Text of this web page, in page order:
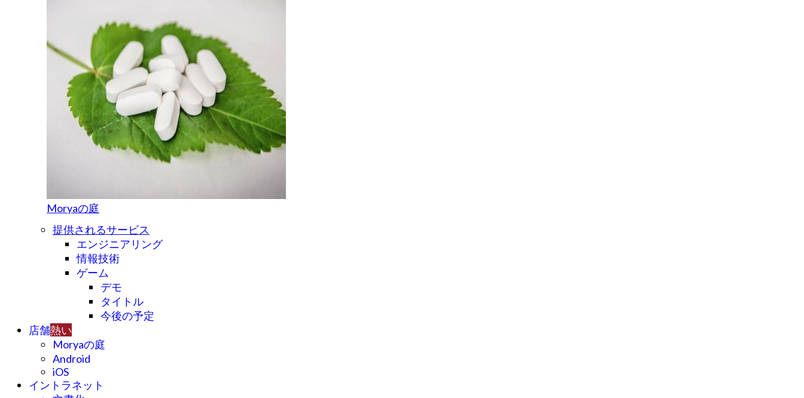
Moryaの庭
提供されるサービス
エンジニアリング
情報技術
ゲーム
デモ
タイトル
今後の予定
店舗熱い
Moryaの庭
Android
iOS
イントラネット